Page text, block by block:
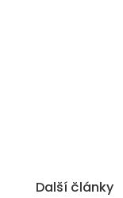
Další články